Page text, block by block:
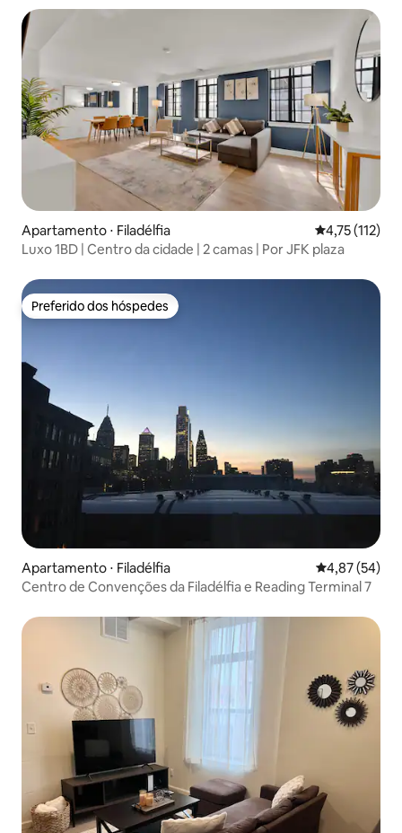
Apartamento ⋅ Filadélfia 4,75 de uma
4,75 (112)
Luxo 1BD | Centro da cidade | 2 camas | Por JFK plaza
Preferido dos hóspedes
Preferido dos hóspedes
Apartamento ⋅ Filadélfia 4,87 de uma
4,87 (54)
Centro de Convenções da Filadélfia e Reading Terminal 7